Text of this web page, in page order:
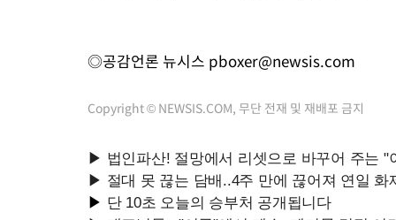
◎공감언론 뉴시스 pboxer@newsis.com
Copyright © NEWSIS.COM, 무단 전재 및 재배포 금지